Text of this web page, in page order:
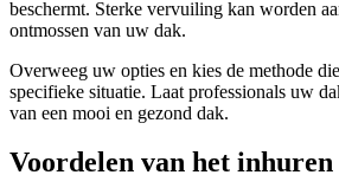
beschermt. Sterke vervuiling kan worden
ontmossen van uw dak.
Overweeg uw opties en kies de methode
specifieke situatie. Laat professionals uw
van een mooi en gezond dak.
Voordelen van het inhuren